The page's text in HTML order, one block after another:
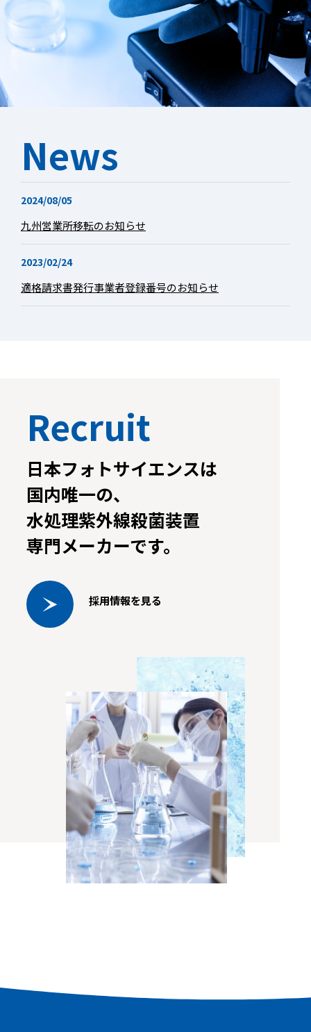
News
2024/08/05
九州営業所移転のお知らせ
2023/02/24
適格請求書発行事業者登録番号のお知らせ
Recruit
日本フォトサイエンスは
国内唯一の、
水処理紫外線殺菌装置
専門メーカーです。
採用情報を見る